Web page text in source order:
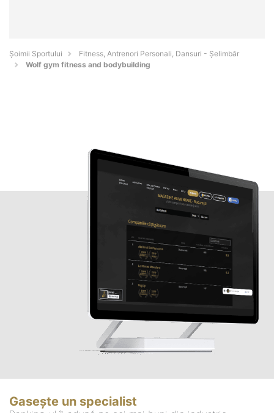
Șoimii Sportului
Fitness, Antrenori Personali, Dansuri - Şelimbăr
Wolf gym fitness and bodybuilding
Gasește un specialist